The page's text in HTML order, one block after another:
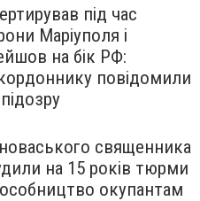
під час
Маріуполя і
на бік РФ:
повідомили
священника
на 15 років тюрми
окупантам